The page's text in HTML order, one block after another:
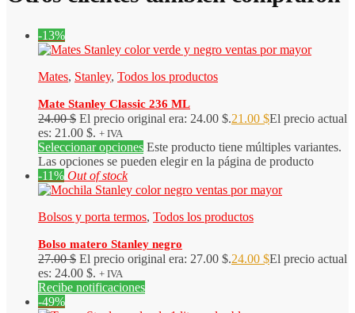
-13%
Mates, Stanley, Todos los productos
Mate Stanley Classic 236 ML
24.00$ El precio original era: 24.00 $.21.00 $El precio actual
es: 21.00 $. + IVA
Seleccionar opciones Este producto tiene múltiples variantes.
Las opciones se pueden elegir en la página de producto
-11% Out of stock
Bolsos y porta termos, Todos los productos
Bolso matero Stanley negro
27.00$ El precio original era: 27.00 $.24.00 $El precio actual
es: 24.00 $. + IVA
Recibe notificaciones
-49%